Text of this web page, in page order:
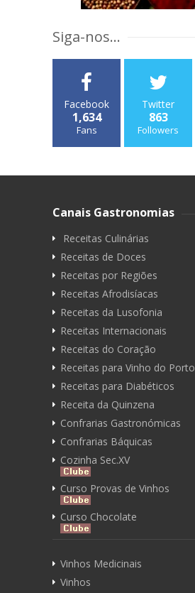
Siga-nos...
Facebook
1,634
Fans
Twitter
863
Followers
Canais Gastronomias
Receitas Culinárias
Receitas de Doces
Receitas por Regiões
Receitas Afrodisíacas
Receitas da Lusofonia
Receitas Internacionais
Receitas do Coração
Receitas para Vinho do Porto
Receitas para Diabéticos
Receita da Quinzena
Confrarias Gastronómicas
Confrarias Báquicas
Cozinha Sec.XV
Curso Provas de Vinhos
Curso Chocolate
Vinhos Medicinais
Vinhos